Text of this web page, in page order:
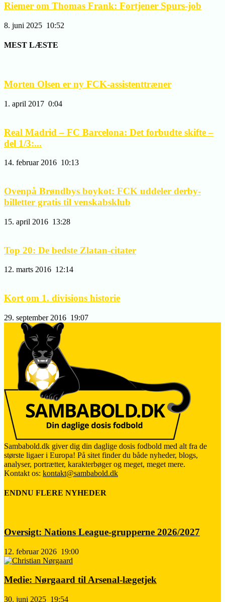
Riemer om Thomas Frank: Fortjener Spurs-job
8. juni 2025 10:52
MEST LÆSTE
Morten Olsen er ny FCK-assistenttræner
1. april 2017 0:04
Real Madrid – FC Barcelona: Det forbudte skifte –
del 1/3:...
14. februar 2016 10:13
Ovenpå Brøndbys boykot: FCK uddeler derby-
billetter gratis til venskabsklub
15. april 2016 13:28
Top 20: De bedste Zlatan-citater
12. marts 2016 12:14
Kort om 1. divisions historie
29. september 2016 19:07
Sambabold.dk giver dig din daglige dosis fodbold med alt fra de
største ligaer i Europa! På sitet finder du både nyheder, blogs,
analyser, portrætter, karakterbøger og meget, meget mere.
Kontakt os: kontakt@sambabold.dk
ENDNU FLERE NYHEDER
Oversigt: Nations League-grupperne 2026/2027
12. februar 2026 19:00
Medie: Nørgaard til Arsenal-lægetjek
30. juni 2025 19:54